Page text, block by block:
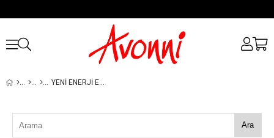
YENI ENERJI ETIKETLEME SISTEMI: AMPULLERDE DEĞIŞIKLIKLER VE SÜRDÜRÜLEBILIRLIK ADIMLARI
Ara